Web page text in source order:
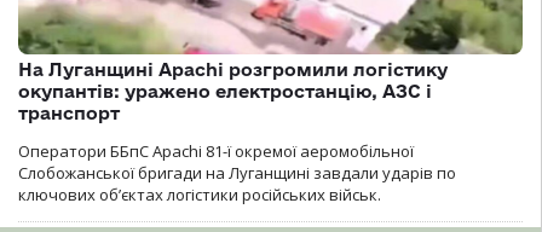
На Луганщині Apachi розгромили логістику
окупантів: уражено електростанцію, АЗС і
транспорт
Оператори ББпС Apachi 81-ї окремої аеромобільної
Слобожанської бригади на Луганщині завдали ударів по
ключових об’єктах логістики російських військ.